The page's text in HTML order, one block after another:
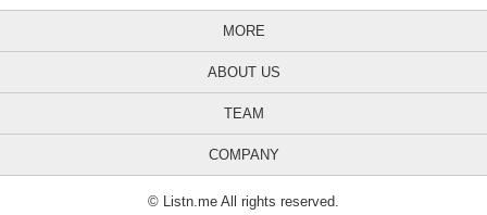
MORE
ABOUT US
TEAM
COMPANY
© Listn.me All rights reserved.